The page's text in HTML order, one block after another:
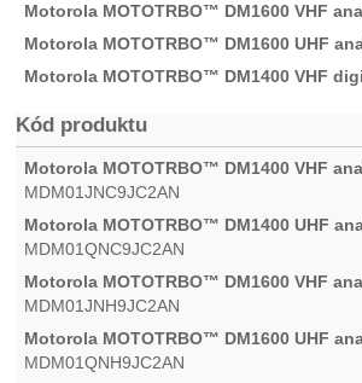
Kód produktu
MDM01JNC9JC2AN
MDM01QNC9JC2AN
MDM01JNH9JC2AN
MDM01QNH9JC2AN